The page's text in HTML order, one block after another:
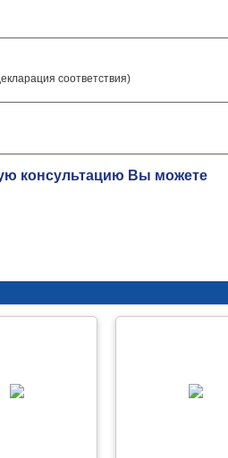
соответствия)
консультацию Вы можете